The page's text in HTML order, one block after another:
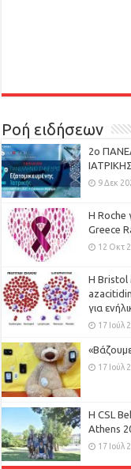
Ροή ειδήσεων
2ο
ΙΑΤΡΙΚΗΣ
9 Δεκ
H Roche
Greece
12 Οκτ
Η Bristol
για
17 Ιούλ
17 Ιούλ
H CSL
Athens
17 Ιούλ